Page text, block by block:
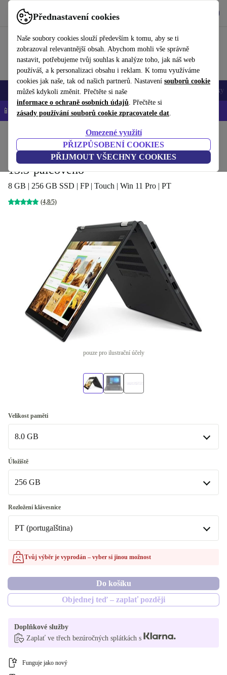
Přednastavení cookies
Naše soubory cookies slouží především k tomu, aby se ti
zobrazoval relevantnější obsah. Abychom mohli vše správně
nastavit, potřebujeme tvůj souhlas k analýze toho, jak náš web
používáš, a k personalizaci obsahu i reklam. K tomu využíváme
cookies jak naše, tak od našich partnerů. Nastavení souborů cookie
můžeš kdykoli změnit. Přečtěte si naše
informace o ochraně osobních údajů. Přečtěte si
zásady používání souborů cookie zpracovatele dat.
Omezené využití
PŘIZPŮSOBENÍ COOKIES
PŘIJMOUT VŠECHNY COOKIES
Používejte refurbed rychle a snadno
Mobily a smartphony Notebooky Tablety Doplňky
📱 -5 % NAVÍC na všechny iPhony – kód: IPHONEDEAL-
Notebooky Notebooky Lenovo
Lenovo ThinkPad Yoga X380 | i5-8350U |
13.3-palcového
8 GB | 256 GB SSD | FP | Touch | Win 11 Pro | PT
(4,8/5)
pouze pro ilustrační účely
Velikost paměti
8.0 GB
8.0 GB
K dispozici v jiné konfiguraci
16.0 GB
Úložiště
256 GB
256 GB
K dispozici v jiné konfiguraci
250 GB
1000 GB
Rozložení klávesnice
PT (portugalština)
PT (portugalština)
SE (švédština)
ES (španělština)
FR (francouzština)
Tvůj výběr je vyprodán – vyber si jinou možnost
Do košíku
Objednej teď – zaplať později
Doplňkové služby
Zaplať ve třech bezúročných splátkách s
Funguje jako nový